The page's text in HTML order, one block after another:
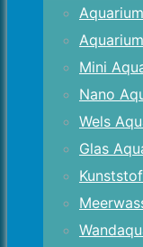
Mini
Nano
Wels
Glas